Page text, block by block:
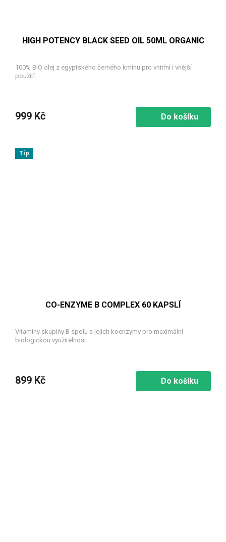
HIGH POTENCY BLACK SEED OIL 50ML ORGANIC
100% BIO olej z egyptského černého kmínu pro vnitřní i vnější
použití.
999 Kč Do košíku
Tip
CO-ENZYME B COMPLEX 60 KAPSLÍ
Vitamíny skupiny B spolu s jejich koenzymy pro maximální
biologickou využitelnost.
899 Kč Do košíku